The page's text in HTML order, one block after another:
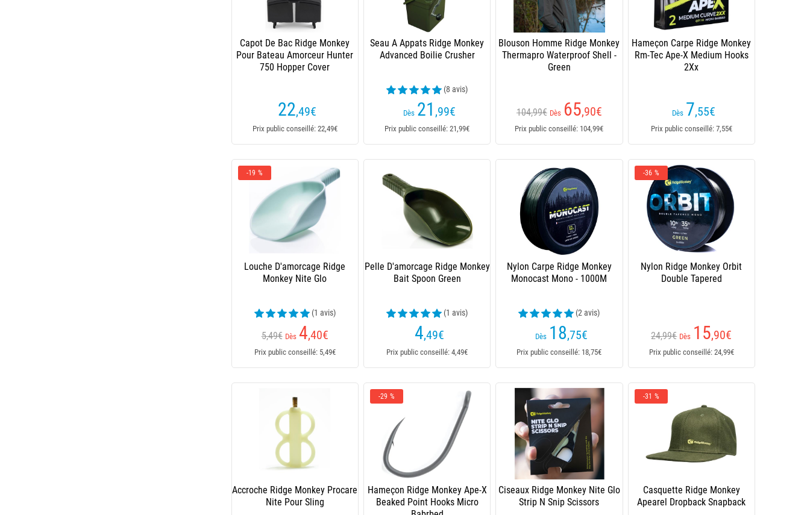
Capot De Bac Ridge Monkey
Pour Bateau Amorceur Hunter
750 Hopper Cover
22,49€
Prix public conseillé: 22,49€
Seau A Appats Ridge Monkey
Advanced Boilie Crusher
(8 avis)
Dès 21 ,99€
Prix public conseillé: 21,99€
Blouson Homme Ridge Monkey
Thermapro Waterproof Shell -
Green
104,99€ Dès 65,90€
Prix public conseillé: 104,99€
Hameçon Carpe Ridge Monkey
Rm-Tec Ape-X Medium Hooks
2Xx
Dès 7,55€
Prix public conseillé: 7,55€
-19 %
Louche D'amorcage Ridge
Monkey Nite Glo
(1 avis)
5,49€ Dès 4,40€
Prix public conseillé: 5,49€
Pelle D'amorcage Ridge Monkey
Bait Spoon Green
(1 avis)
4,49€
Prix public conseillé: 4,49€
Nylon Carpe Ridge Monkey
Monocast Mono - 1000M
(2 avis)
Dès 18,75€
Prix public conseillé: 18,75€
-36 %
Nylon Ridge Monkey Orbit
Double Tapered
24,99€ Dès 15,90€
Prix public conseillé: 24,99€
Accroche Ridge Monkey Procare
Nite Pour Sling
-29 %
Hameçon Ridge Monkey Ape-X
Beaked Point Hooks Micro
Ciseaux Ridge Monkey Nite Glo
Strip N Snip Scissors
-31 %
Casquette Ridge Monkey
Apearel Dropback Snapback